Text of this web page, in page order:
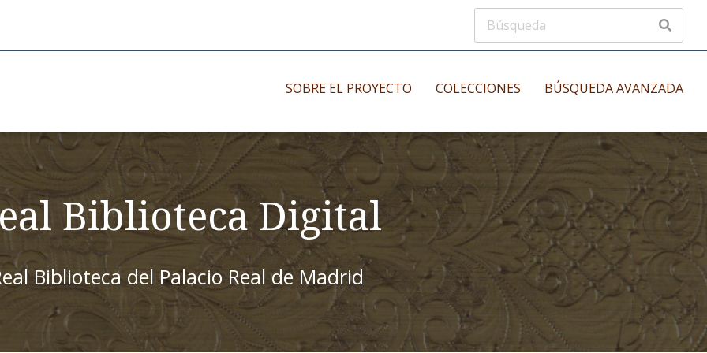
SOBRE EL PROYECTO COLECCIONES
Impresos antiguos
Impresos modernos
Impresos menores
Manuscritos musicales
Incunables
BÚSQUEDA AVANZADA
Biblioteca Digital
Biblioteca del Palacio Real de Madrid